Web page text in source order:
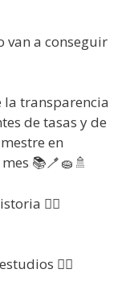
van a conseguir
la transparencia
de tasas y de
en
📚🪥🧽🚿
👉🏼
👉🏼